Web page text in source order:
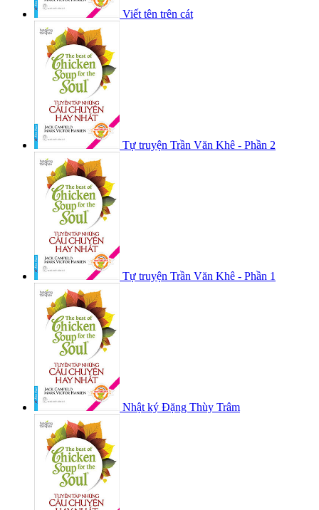
Viết tên trên cát
Tự truyện Trần Văn Khê - Phần 2
Tự truyện Trần Văn Khê - Phần 1
Nhật ký Đặng Thùy Trâm